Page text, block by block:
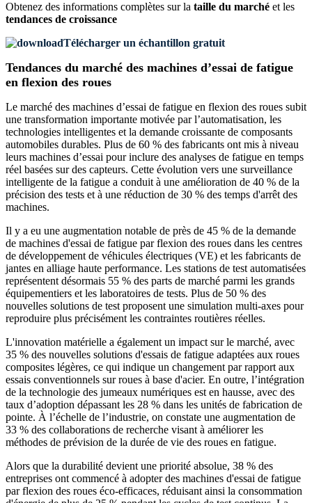
Obtenez des informations complètes sur la taille du marché et les
tendances de croissance
Télécharger un échantillon gratuit
Tendances du marché des machines d’essai de fatigue
en flexion des roues
Le marché des machines d’essai de fatigue en flexion des roues subit
une transformation importante motivée par l’automatisation, les
technologies intelligentes et la demande croissante de composants
automobiles durables. Plus de 60 % des fabricants ont mis à niveau
leurs machines d’essai pour inclure des analyses de fatigue en temps
réel basées sur des capteurs. Cette évolution vers une surveillance
intelligente de la fatigue a conduit à une amélioration de 40 % de la
précision des tests et à une réduction de 30 % des temps d'arrêt des
machines.
Il y a eu une augmentation notable de près de 45 % de la demande
de machines d'essai de fatigue par flexion des roues dans les centres
de développement de véhicules électriques (VE) et les fabricants de
jantes en alliage haute performance. Les stations de test automatisées
représentent désormais 55 % des parts de marché parmi les grands
équipementiers et les laboratoires de tests. Plus de 50 % des
nouvelles solutions de test proposent une simulation multi-axes pour
reproduire plus précisément les contraintes routières réelles.
L'innovation matérielle a également un impact sur le marché, avec
35 % des nouvelles solutions d'essais de fatigue adaptées aux roues
composites légères, ce qui indique un changement par rapport aux
essais conventionnels sur roues à base d'acier. En outre, l’intégration
de la technologie des jumeaux numériques est en hausse, avec des
taux d’adoption dépassant les 28 % dans les unités de fabrication de
pointe. À l’échelle de l’industrie, on constate une augmentation de
33 % des collaborations de recherche visant à améliorer les
méthodes de prévision de la durée de vie des roues en fatigue.
Alors que la durabilité devient une priorité absolue, 38 % des
entreprises ont commencé à adopter des machines d'essai de fatigue
par flexion des roues éco-efficaces, réduisant ainsi la consommation